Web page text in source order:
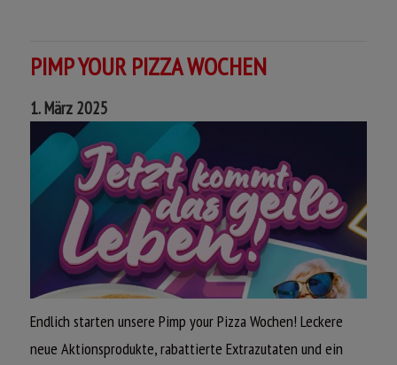
PIMP YOUR PIZZA WOCHEN
1. März 2025
Endlich starten unsere Pimp your Pizza Wochen! Leckere
neue Aktionsprodukte, rabattierte Extrazutaten und ein